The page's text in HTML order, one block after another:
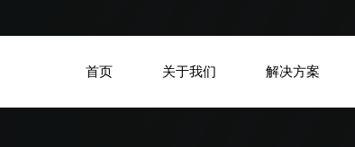
首页 关于我们 解决方案